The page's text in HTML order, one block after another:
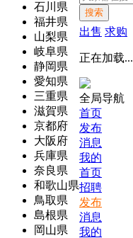
石川県
福井県
山梨県
岐阜県
静岡県
愛知県
三重県
滋賀県
京都府
大阪府
兵庫県
奈良県
和歌山県
鳥取県
島根県
岡山県
搜索
出售 求购
正在加载...
全局导航
首页
发布
消息
我的
首页
招聘
发布
消息
我的